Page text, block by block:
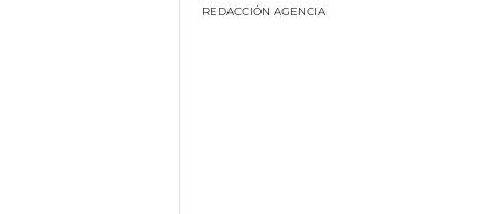
REDACCIÓN AGENCIA